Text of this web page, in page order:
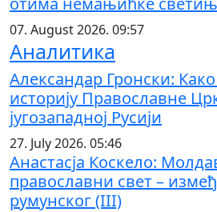
07. August 2026. 09:57
Аналитика
Александар Гронски:
историју Православне
југозападној Русији
27. July 2026. 05:46
Анастасја Коскело:
православни свет –
румунског (III)